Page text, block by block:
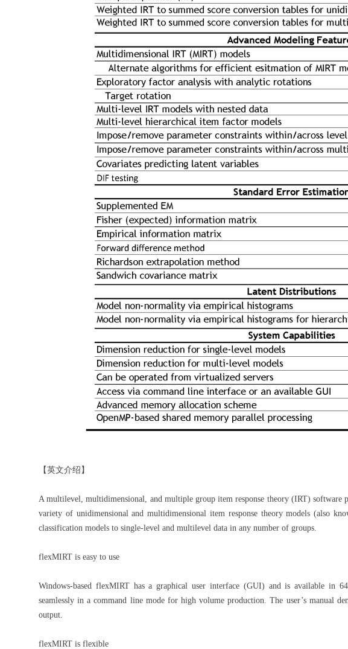
【英文介绍】
A multilevel, multidimensional, and multiple group item response theory (IRT) software
variety of unidimensional and multidimensional item response theory models (also
classification models to single-level and multilevel data in any number of groups.
flexMIRT is easy to use
Windows-based flexMIRT has a graphical user interface (GUI) and is available in
seamlessly in a command line mode for high volume production. The user’s manual
output.
flexMIRT is flexible